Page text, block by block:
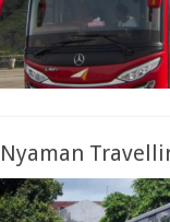
Nyaman